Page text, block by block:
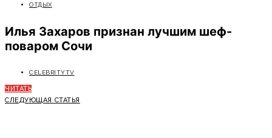
ОТДЫХ
Илья Захаров признан лучшим шеф-
поваром Сочи
CELEBRITYTV
ЧИТАТЬ
СЛЕДУЮЩАЯ СТАТЬЯ